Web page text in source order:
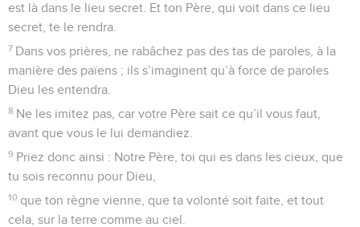
est là dans le lieu secret. Et ton Père, qui voit dans ce lieu
secret, te le rendra.
7 Dans vos prières, ne rabâchez pas des tas de paroles, à la
manière des païens ; ils s’imaginent qu’à force de paroles
Dieu les entendra.
8 Ne les imitez pas, car votre Père sait ce qu’il vous faut,
avant que vous le lui demandiez.
9 Priez donc ainsi : Notre Père, toi qui es dans les cieux, que
tu sois reconnu pour Dieu,
10 que ton règne vienne, que ta volonté soit faite, et tout
cela, sur la terre comme au ciel.